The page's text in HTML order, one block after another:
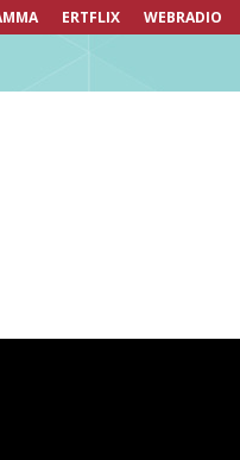
ERTFLIX WEBRADIO